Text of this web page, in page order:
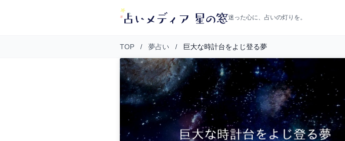
迷った心に、占いの灯りを。
TOP / 夢占い / 巨大な時計台をよじ登る夢